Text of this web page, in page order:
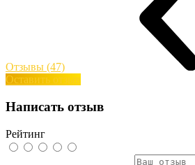
Отзывы (47)
Оставить отзыв
Написать отзыв
Рейтинг